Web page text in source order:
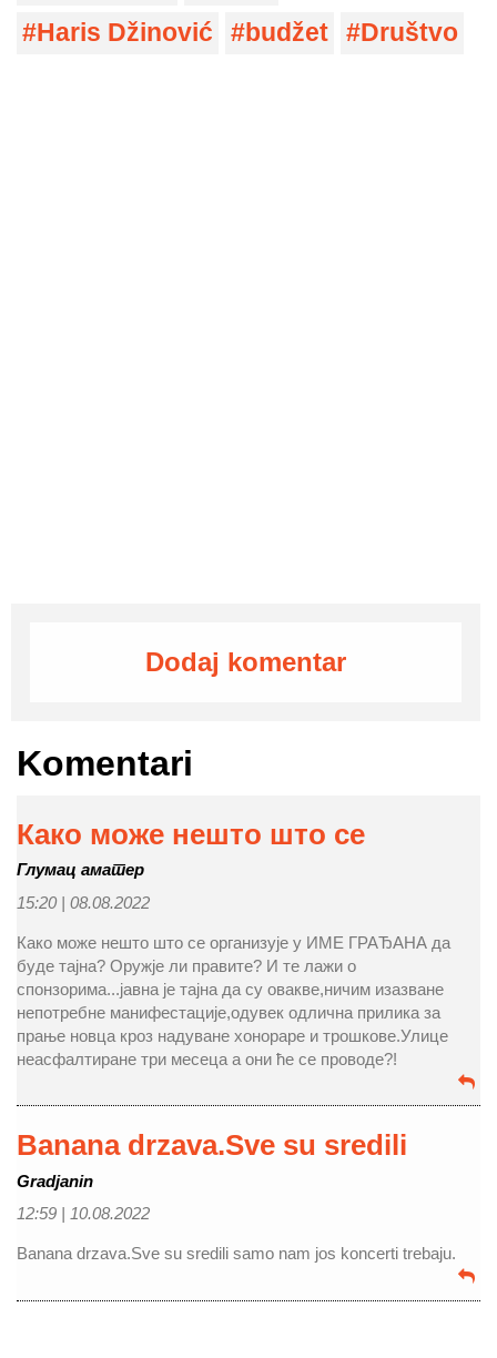
Haris Džinović
budžet Društvo
Dodaj komentar
Komentari
Како може нешто што се
Глумац аматер
15:20 | 08.08.2022
Како може нешто што се организује у ИМЕ ГРАЂАНА да
буде тајна? Оружје ли правите? И те лажи о
спонзорима...јавна је тајна да су овакве,ничим изазване
непотребне манифестације,одувек одлична прилика за
прање новца кроз надуване хонораре и трошкове.Улице
неасфалтиране три месеца а они ће се проводе?!
Banana drzava.Sve su sredili
Gradjanin
12:59 | 10.08.2022
Banana drzava.Sve su sredili samo nam jos koncerti trebaju.